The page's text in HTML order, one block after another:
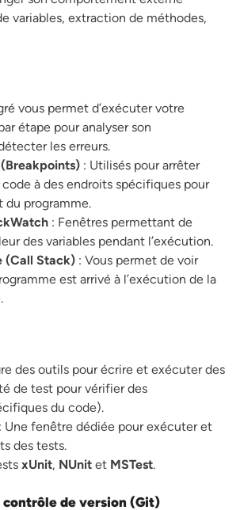
variables, extraction de méthodes,
vous permet d’exécuter votre
étape pour analyser son
les erreurs.
: Utilisés pour arrêter
code à des endroits spécifiques pour
du programme.
: Fenêtres permettant de
des variables pendant l’exécution.
(Call Stack) : Vous permet de voir
est arrivé à l’exécution de la
des outils pour écrire et exécuter des
de test pour vérifier des
du code).
: Une fenêtre dédiée pour exécuter et
des tests.
xUnit, NUnit et MSTest.
de version (Git)